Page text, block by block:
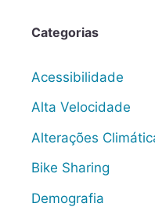
Categorias
Acessibilidade
Alta Velocidade
Alterações
Bike Sharing
Demografia